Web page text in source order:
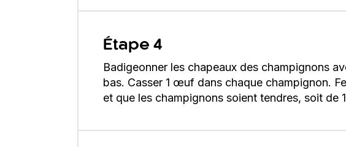
Étape 4
Badigeonner les chapeaux des champignons
bas. Casser 1 œuf dans chaque champignon.
et que les champignons soient tendres, soit de